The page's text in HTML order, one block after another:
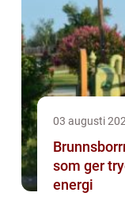
03 augusti
som ger
energi